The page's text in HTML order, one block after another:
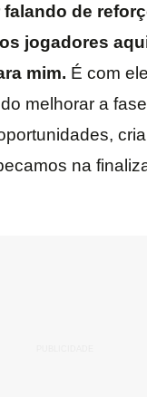
de
jogadores
mim. É com
melhorar a
na